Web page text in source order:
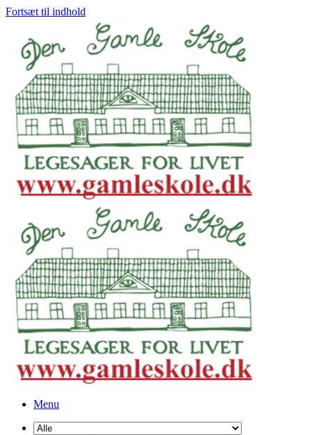
Fortsæt til indhold
Menu